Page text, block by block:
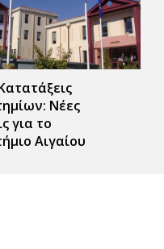
Νέες
για το
Αιγαίου